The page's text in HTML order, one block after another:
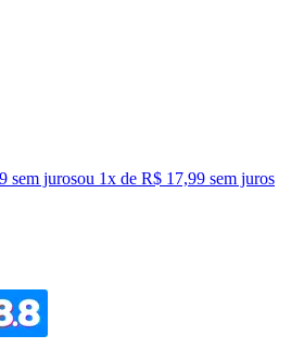
sem jurosou 1x de R$ 17,99 sem juros